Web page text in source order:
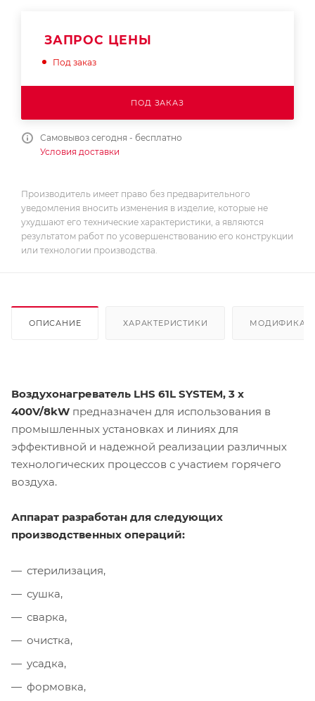
ЗАПРОС ЦЕНЫ
Под заказ
ПОД ЗАКАЗ
Самовывоз сегодня - бесплатно
Условия доставки
Производитель имеет право без предварительного
уведомления вносить изменения в изделие, которые не
ухудшают его технические характеристики, а являются
результатом работ по усовершенствованию его конструкции
или технологии производства.
ОПИСАНИЕ ХАРАКТЕРИСТИКИ
Воздухонагреватель LHS 61L SYSTEM, 3 x
400V/8kW предназначен для использования в
промышленных установках и линиях для
эффективной и надежной реализации различных
технологических процессов с участием горячего
воздуха.
Аппарат разработан для следующих
производственных операций:
стерилизация,
сушка,
сварка,
очистка,
усадка,
формовка,